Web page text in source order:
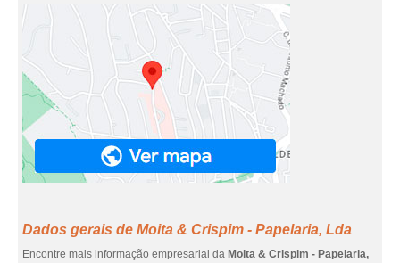
Dados gerais de Moita & Crispim - Papelaria, Lda
Encontre mais informação empresarial da Moita & Crispim - Papelaria,